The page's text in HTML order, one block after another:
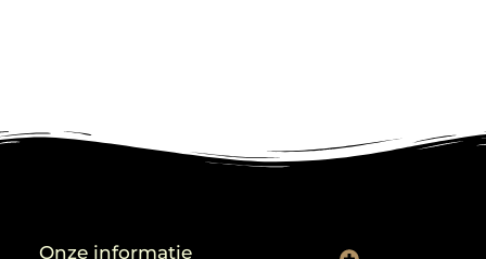
Onze informatie